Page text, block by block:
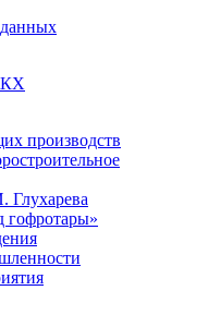
производств
гофротары»